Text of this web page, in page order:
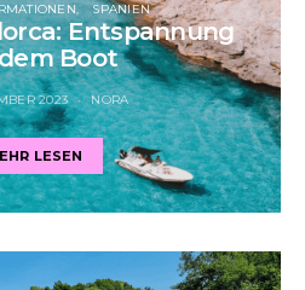
SPANIEN
Entspannung
Boot
2023 NORA
LESEN